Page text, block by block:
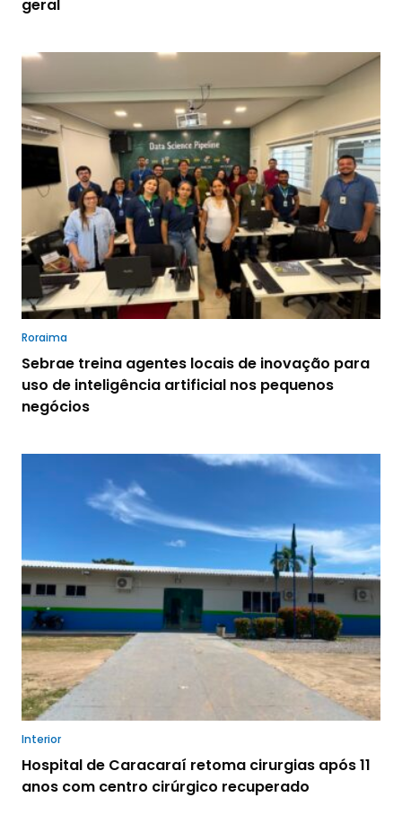
geral
Roraima
Sebrae treina agentes locais de inovação para
uso de inteligência artificial nos pequenos
negócios
Interior
Hospital de Caracaraí retoma cirurgias após 11
anos com centro cirúrgico recuperado